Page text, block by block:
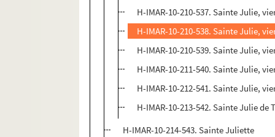
H-IMAR-10-210-537. Sainte Julie,
H-IMAR-10-210-538. Sainte Julie,
H-IMAR-10-210-539. Sainte Julie,
H-IMAR-10-211-540. Sainte Julie,
H-IMAR-10-212-541. Sainte Julie,
H-IMAR-10-213-542. Sainte Julie de
H-IMAR-10-214-543. Sainte Juliette